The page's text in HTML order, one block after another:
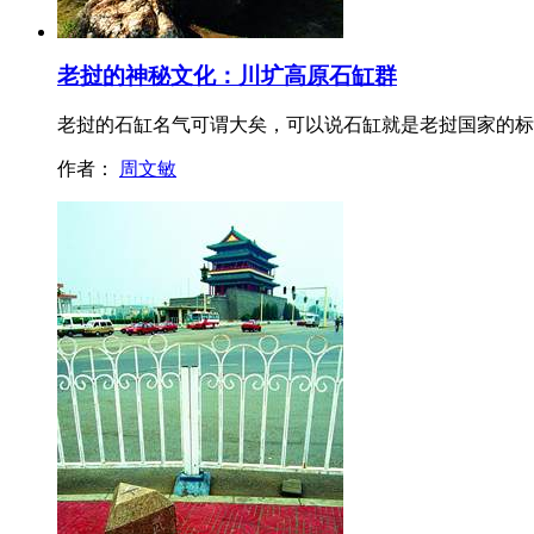
老挝的神秘文化：川圹高原石缸群
老挝的石缸名气可谓大矣，可以说石缸就是老挝国家的
作者： 周文敏